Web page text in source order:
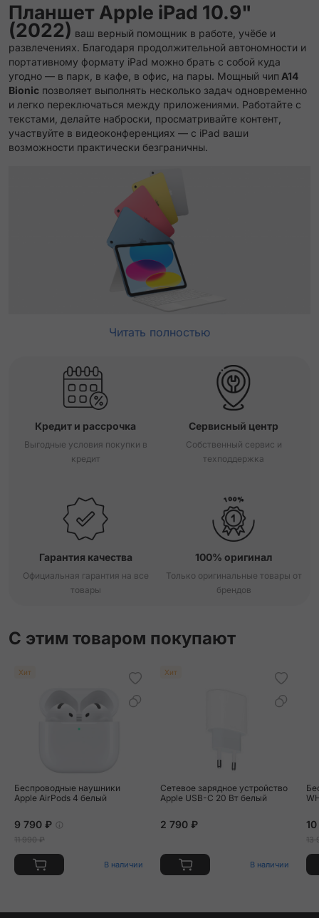
Планшет Apple iPad 10.9"
(2022) ваш верный помощник в работе, учёбе и
развлечениях. Благодаря продолжительной автономности и
портативному формату iPad можно брать с собой куда
угодно — в парк, в кафе, в офис, на пары. Мощный чип A14
Bionic позволяет выполнять несколько задач одновременно
и легко переключаться между приложениями. Работайте с
текстами, делайте наброски, просматривайте контент,
участвуйте в видеоконференциях — с iPad ваши
возможности практически безграничны.
Читать полностью
Кредит и рассрочка
Выгодные условия покупки в
кредит
Сервисный центр
Собственный сервис и
техподдержка
Гарантия качества
Официальная гарантия на все
товары
100% оригинал
Только оригинальные товары от
брендов
С этим товаром покупают
Хит
Беспроводные наушники
Apple AirPods 4 белый
9 790 ₽
11 990 ₽
В наличии
Хит
Сетевое зарядное устройство
Apple USB-C 20 Вт белый
2 790 ₽
В наличии
13